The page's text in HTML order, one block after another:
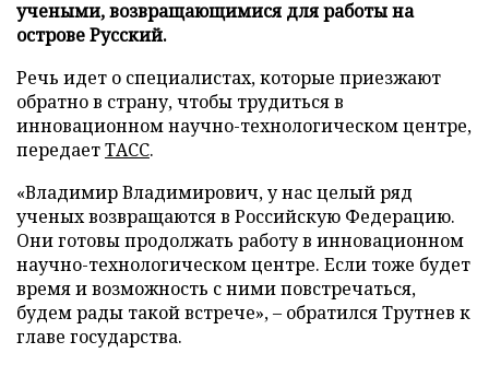
учеными, возвращающимися для работы на
острове Русский.
Речь идет о специалистах, которые приезжают
обратно в страну, чтобы трудиться в
инновационном научно-технологическом центре,
передаетТАСС.
«Владимир Владимирович, у нас целый ряд
ученых возвращаются в Российскую Федерацию.
Они готовы продолжать работу в инновационном
научно-технологическом центре. Если тоже будет
время и возможность с ними повстречаться,
будем рады такой встрече», – обратился Трутнев к
главе государства.